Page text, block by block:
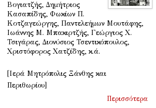
Βογιατζής, Δημήτριος
Κασαπίδης, Φωκίων Π.
Κοτζαγεώργης, Παντελεήμων Μουτάφης,
Ιωάννης Μ. Μπακιρτζής, Γεώργιος Χ.
Τσιγάρας, Διονύσιος Τσεντικόπουλος,
Χριστόφορος Χατζίδης, κ.ά.
[Ιερά Μητρόπολις Ξάνθης και
Περιθωρίου]
Περισσότερα